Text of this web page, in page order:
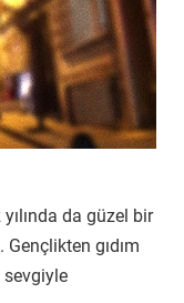
da güzel bir
gıdım
sevgiyle